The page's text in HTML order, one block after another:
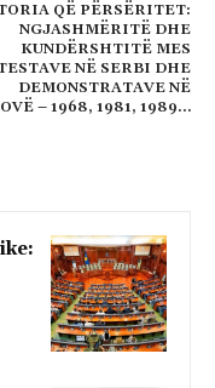
QË PËRSËRITET:
NGJASHMËRITË DHE
KUNDËRSHTITË MES
NË SERBI DHE
DEMONSTRATAVE NË
– 1968, 1981, 1989…